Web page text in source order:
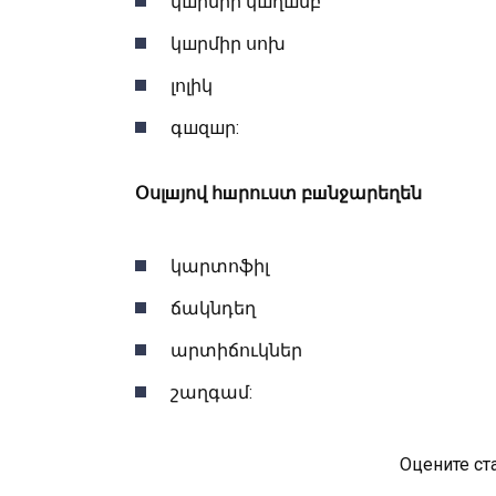
կшրմիր սոխ
լոլիկ
գшզшր:
Օսլшյով հшրուստ բшնջարեղեն
կարտոֆիլ
ճակնդեղ
արտիճուկներ
շաղգամ:
Оцените